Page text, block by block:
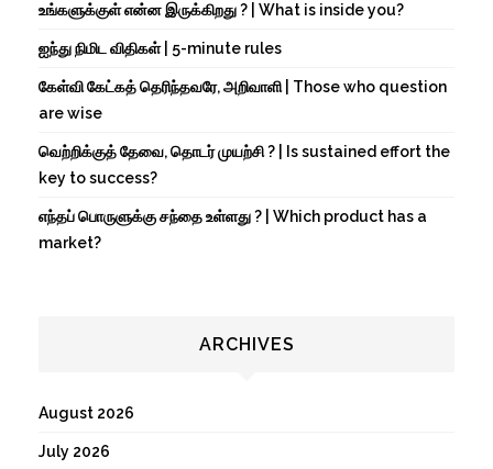
உங்களுக்குள் என்ன இருக்கிறது ? | What is inside you?
ஐந்து நிமிட விதிகள் | 5-minute rules
கேள்வி கேட்கத் தெரிந்தவரே, அறிவாளி | Those who question
are wise
வெற்றிக்குத் தேவை, தொடர் முயற்சி ? | Is sustained effort the
key to success?
எந்தப் பொருளுக்கு சந்தை உள்ளது ? | Which product has a
market?
ARCHIVES
August 2026
July 2026